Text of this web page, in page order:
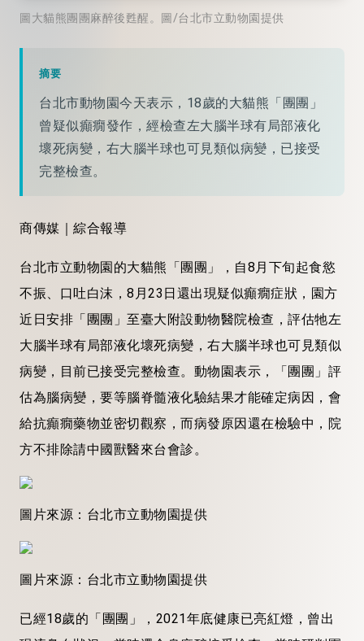
圖大貓熊團團麻醉後甦醒。圖/台北市立動物園提供
摘要
台北市動物園今天表示，18歲的大貓熊「團團」
曾疑似癲癇發作，經檢查左大腦半球有局部液化
壞死病變，右大腦半球也可見類似病變，已接受
完整檢查。
商傳媒｜綜合報導
台北市立動物園的大貓熊「團團」，自8月下旬起食慾
不振、口吐白沫，8月23日還出現疑似癲癇症狀，園方
近日安排「團團」至臺大附設動物醫院檢查，評估牠左
大腦半球有局部液化壞死病變，右大腦半球也可見類似
病變，目前已接受完整檢查。動物園表示，「團團」評
估為腦病變，要等腦脊髓液化驗結果才能確定病因，會
給抗癲癇藥物並密切觀察，而病發原因還在檢驗中，院
方不排除請中國獸醫來台會診。
圖片來源：台北市立動物園提供
圖片來源：台北市立動物園提供
已經18歲的「團團」，2021年底健康已亮紅燈，曾出